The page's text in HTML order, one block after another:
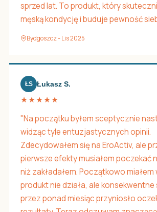
sprzed lat. To produkt, który
męską kondycję i buduje pewność
Bydgoszcz - Lis 2025
ŁS Łukasz S.
★★★★★
"Na początku byłem sceptycznie
widząc tyle entuzjastycznych opinii.
Zdecydowałem się na EroActiv, ale
pierwsze efekty musiałem poczekać
niż zakładałem. Początkowo miałem
produkt nie działa, ale
przez ponad miesiąc przyniosło